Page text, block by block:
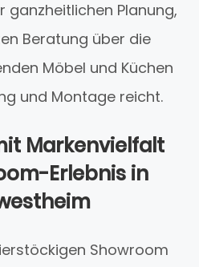
ganzheitlichen Planung,
Beratung über die
Möbel und Küchen
und Montage reicht.
Markenvielfalt
Erlebnis in
Showroom